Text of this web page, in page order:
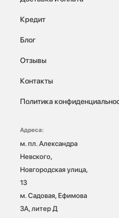
Кредит
Блог
Отзывы
Контакты
Политика
Адреса:
м. пл. Александра
Невского,
Новгородская улица,
13
м. Садовая, Ефимова
3А, литер Д